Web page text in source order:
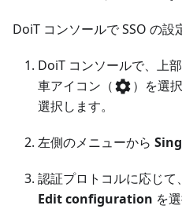
DoiT コンソールで SSO の設
DoiT コンソールで、上
車アイコン（
）を選択
選択します。
左側のメニューから
認証プロトコルに応じて、
Edit configuration を